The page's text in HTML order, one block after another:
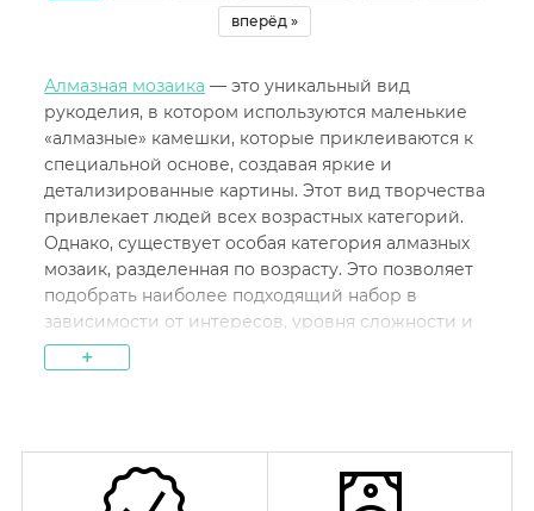
вперёд »
Алмазная мозаика — это уникальный вид
рукоделия, в котором используются маленькие
«алмазные» камешки, которые приклеиваются к
специальной основе, создавая яркие и
детализированные картины. Этот вид творчества
привлекает людей всех возрастных категорий.
Однако, существует особая категория алмазных
мозаик, разделенная по возрасту. Это позволяет
подобрать наиболее подходящий набор в
зависимости от интересов, уровня сложности и
возрастных предпочтений. Алмазная мозаика по
возрасту может отличаться по тематике, уровню
для всех: от детей до взрослых и пожилых людей.
+